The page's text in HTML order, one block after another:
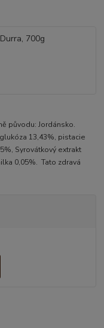
původu: Jordánsko.
13,43%, pistacie
Syrovátkový extrakt
0,05%. Tato zdravá